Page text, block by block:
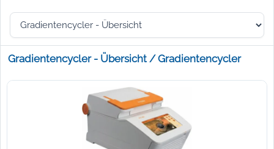
Gradientencycler - Übersicht / Gradientencycler